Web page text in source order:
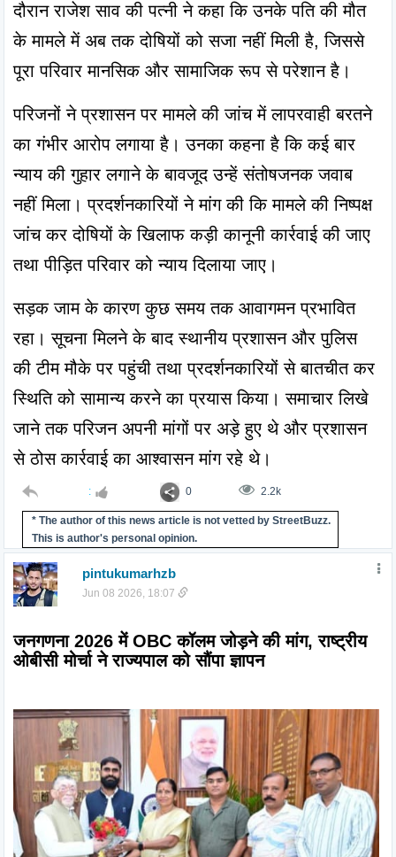
दौरान राजेश साव की पत्नी ने कहा कि उनके पति की मौत
के मामले में अब तक दोषियों को सजा नहीं मिली है, जिससे
पूरा परिवार मानसिक और सामाजिक रूप से परेशान है।
परिजनों ने प्रशासन पर मामले की जांच में लापरवाही बरतने
का गंभीर आरोप लगाया है। उनका कहना है कि कई बार
न्याय की गुहार लगाने के बावजूद उन्हें संतोषजनक जवाब
नहीं मिला। प्रदर्शनकारियों ने मांग की कि मामले की निष्पक्ष
जांच कर दोषियों के खिलाफ कड़ी कानूनी कार्रवाई की जाए
तथा पीड़ित परिवार को न्याय दिलाया जाए।
सड़क जाम के कारण कुछ समय तक आवागमन प्रभावित
रहा। सूचना मिलने के बाद स्थानीय प्रशासन और पुलिस
की टीम मौके पर पहुंची तथा प्रदर्शनकारियों से बातचीत कर
स्थिति को सामान्य करने का प्रयास किया। समाचार लिखे
जाने तक परिजन अपनी मांगों पर अड़े हुए थे और प्रशासन
से ठोस कार्रवाई का आश्वासन मांग रहे थे।
: 0 2.2k
* The author of this news article is not vetted by StreetBuzz.
This is author's personal opinion.
pintukumarhzb
Jun 08 2026, 18:07
जनगणना 2026 में OBC कॉलम जोड़ने की मांग, राष्ट्रीय
ओबीसी मोर्चा ने राज्यपाल को सौंपा ज्ञापन